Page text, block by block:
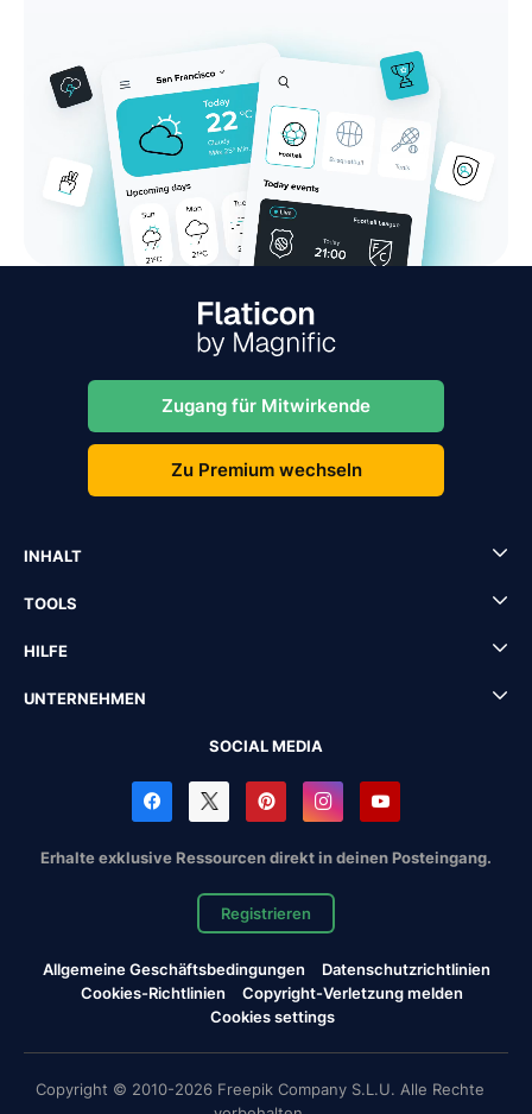
Zugang für Mitwirkende
Zu Premium wechseln
INHALT
TOOLS
HILFE
UNTERNEHMEN
SOCIAL MEDIA
Erhalte exklusive Ressourcen direkt in deinen Posteingang.
Registrieren
Allgemeine Geschäftsbedingungen
Datenschutzrichtlinien
Cookies-Richtlinien
Copyright-Verletzung melden
Cookies settings
Copyright © 2010-2026 Freepik Company S.L.U. Alle Rechte